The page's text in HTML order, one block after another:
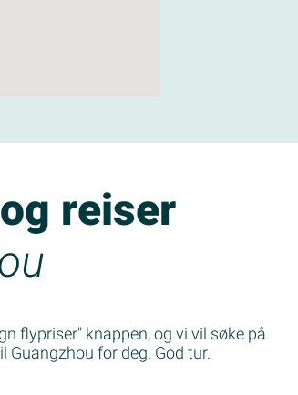
reiser
flypriser" knappen, og vi vil søke på
Guangzhou for deg. God tur.